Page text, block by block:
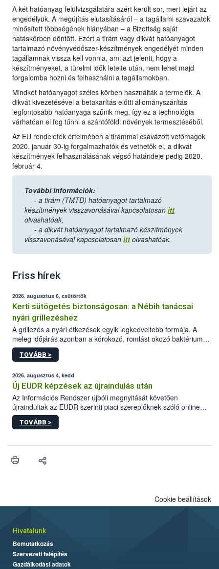
A két hatóanyag felülvizsgálatára azért került sor, mert lejárt az
engedélyük. A megújítás elutasításáról – a tagállami szavazatok
minősített többségének hiányában – a Bizottság saját
hatáskörben döntött. Ezért a tirám vagy dikvát hatóanyagot
tartalmazó növényvédőszer-készítmények engedélyét minden
tagállamnak vissza kell vonnia, ami azt jelenti, hogy a
készítményeket, a türelmi idők letelte után, nem lehet majd
forgalomba hozni és felhasználni a tagállamokban.
Mindkét hatóanyagot széles körben használták a termelők. A
dikvát kivezetésével a betakarítás előtti állományszárítás
legfontosabb hatóanyaga szűnik meg, így ez a technológia
várhatóan el fog tűnni a szántóföldi növények termesztéséből.
Az EU rendeletek értelmében a tirámmal csávázott vetőmagok
2020. január 30-ig forgalmazhatók és vethetők el, a dikvát
készítmények felhasználásának végső határideje pedig 2020.
február 4.
További információk:
- a tirám (TMTD) hatóanyagot tartalmazó
készítmények visszavonásával kapcsolatosan itt
olvashatóak,
- a dikvát hatóanyagot tartalmazó készítmények
visszavonásával kapcsolatosan itt olvashatóak.
Friss hírek
2026. augusztus 6, csütörtök
Kerti sütögetés biztonságosan: a Nébih tanácsai
nyári grillezéshez
A grillezés a nyári étkezések egyik legkedveltebb formája. A
meleg időjárás azonban a kórokozó, romlást okozó baktériumok
gyorsabb szaporodásának is kedvez. A szabadtéri sütögetés
ezért nem csupán a megfelelő sütési technikáról szól: legalább
higiéniai szabályok betartása, a megfelelő hőkezelés, valamint a
maradékok szakszerű tárolása. A Nemzeti Élelmiszerlánc-
biztonsági Hivatal (Nébih) Oktatási Programja összegyűjtötte a
biztonságos grillezés legfontosabb tudnivalóit.
TOVÁBB >
2026. augusztus 4, kedd
Új EUDR képzések az újraindulás után
Az Információs Rendszer újbóli megnyitását követően
újraindultak az EUDR szerinti piaci szereplőknek szóló online
képzések.
TOVÁBB >
Cookie beállítások
Hivatalunk
Bemutatkozás
Szervezeti felépítés
Gazdálkodási adatok